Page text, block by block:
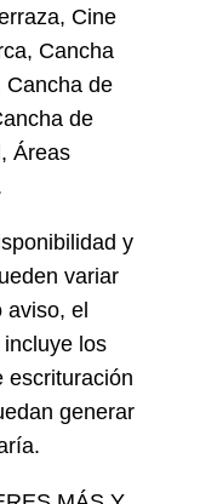
Cine
Cancha
Cancha de
de
Áreas
y
variar
aviso, el
los
escrituración
generar